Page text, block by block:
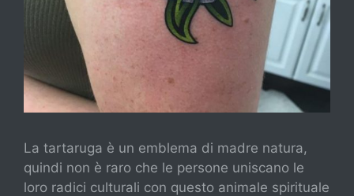
La tartaruga è un emblema di madre natura,
quindi non è raro che le persone uniscano le
loro radici culturali con questo animale spirituale